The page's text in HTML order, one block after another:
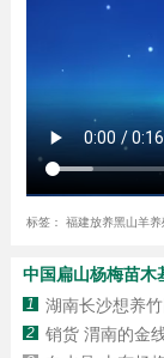
标签： 福建放养黑山羊养
中国扁山杨梅苗木
1 湖南长沙想养
2 销货 渭南的金